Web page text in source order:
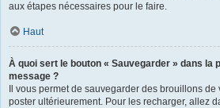
aux étapes nécessaires pour le faire.
Haut
À quoi sert le bouton « Sauvegarder » dans la
message ?
Il vous permet de sauvegarder des brouillons
poster ultérieurement. Pour les recharger, allez